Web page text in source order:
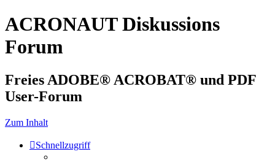
ACRONAUT Diskussions
Forum
Freies ADOBE® ACROBAT® und PDF
User-Forum
Zum Inhalt
Schnellzugriff